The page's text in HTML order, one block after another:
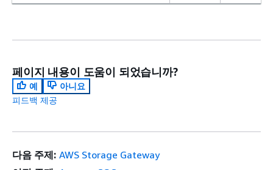
페이지 내용이 도움이 되었습니까?
예
아니요
피드백 제공
다음 주제: AWS Storage Gateway